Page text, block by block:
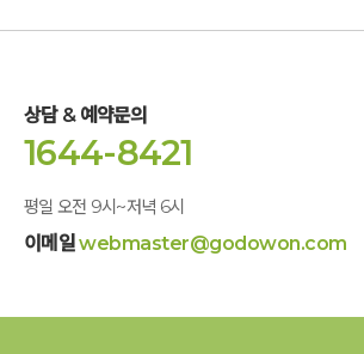
상담 & 예약문의
1644-8421
평일 오전 9시~저녁 6시
이메일webmaster@godowon.com